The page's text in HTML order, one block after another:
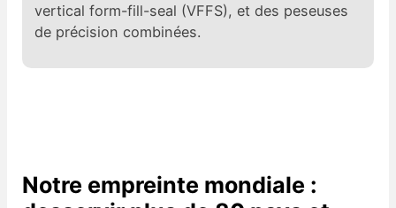
vertical form-fill-seal (VFFS), et des peseuses
de précision combinées.
Notre empreinte mondiale :